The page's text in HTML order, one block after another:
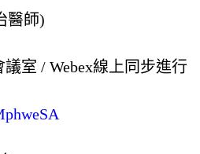
醫師)
室 / Webex線上同步進行